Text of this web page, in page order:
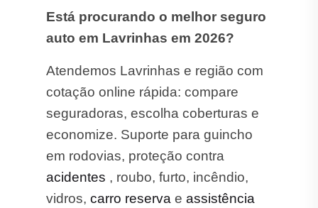
Está procurando o melhor seguro
auto em Lavrinhas em 2026?
Atendemos Lavrinhas e região com
cotação online rápida: compare
seguradoras, escolha coberturas e
economize. Suporte para guincho
em rodovias, proteção contra
acidentes , roubo, furto, incêndio,
vidros, carro reserva e assistência